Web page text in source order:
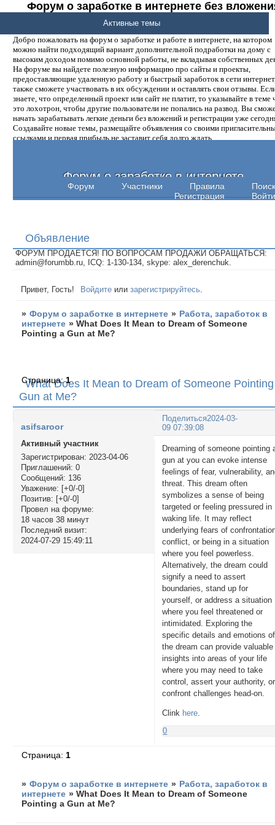
Форум о заработке в интернете без
денег.
Добро пожаловать на форум о заработке и работе в интернете, на котором
можно найти подходящий вариант дополнительной подработки на дому с
высоким доходом помимо основной работы, не вкладывая собственных
На форуме вы найдете полезную информацию про сайты и проекты,
предоставляющие удаленную работу и быстрый заработок в сети
также сможете участвовать в их обсуждении и оставлять свои отзывы.
знаете, что определенный проект или сайт не платит, то указывайте в теме
это лохотрон, чтобы другие пользователи не попались на развод. Вы
начать зарабатывать легкие деньги без вложений и регистрации уже
Создавайте новые темы, размещайте объявления со своими
ссылками и первая прибыль не заставит себя долго ждать.
Форум о заработке в интернете
Форум Участники Правила
Поиск
Регистрация
Войти
Активные темы
Объявление
ФОРУМ ПРОДАЕТСЯ! ПО ВОПРОСАМ ПРОДАЖИ ОБРАЩАТЬСЯ:
admin@forumbb.ru, ICQ: 1-130-134, skype: alex_derenchuk.
Привет, Гость! Войдите илизарегистрируйтесь
» Форум о заработке в интернете » Работа, заработок в
интернете »What Does It Mean to Dream of Someone
Pointing a Gun at Me?
What Does It Mean to Dream of Someone
Gun at Me?
Страница:1
Поделиться2024-03-
09 07:39:08
asifsaroor
Активный участник
Зарегистрирован: 2023-04-06
Приглашений: 0
Сообщений: 136
Уважение: [+0/-0]
Позитив: [+0/-0]
Провел на форуме:
18 часов 38 минут
Последний визит:
2024-07-29 15:49:11
Dreaming of someone pointing
gun at you can evoke intense
feelings of fear, vulnerability,
threat. This dream often
symbolizes a sense of being
targeted or feeling pressured in
waking life. It may reflect
underlying fears of
conflict, or being in a situation
where you feel powerless.
Alternatively, the dream could
signify a need to assert
boundaries, stand up for
yourself, or address a situation
where you feel threatened or
intimidated. Exploring the
specific details and emotions of
the dream can provide valuable
insights into areas of your life
where you may need to take
control, assert your authority, or
confront challenges head-on.
Clink here
0
Страница: 1
» Форум о заработке в интернете » Работа, заработок в
интернете »What Does It Mean to Dream of Someone
Pointing a Gun at Me?